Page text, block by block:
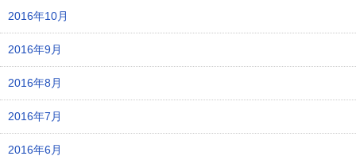
2016年10月
2016年9月
2016年8月
2016年7月
2016年6月